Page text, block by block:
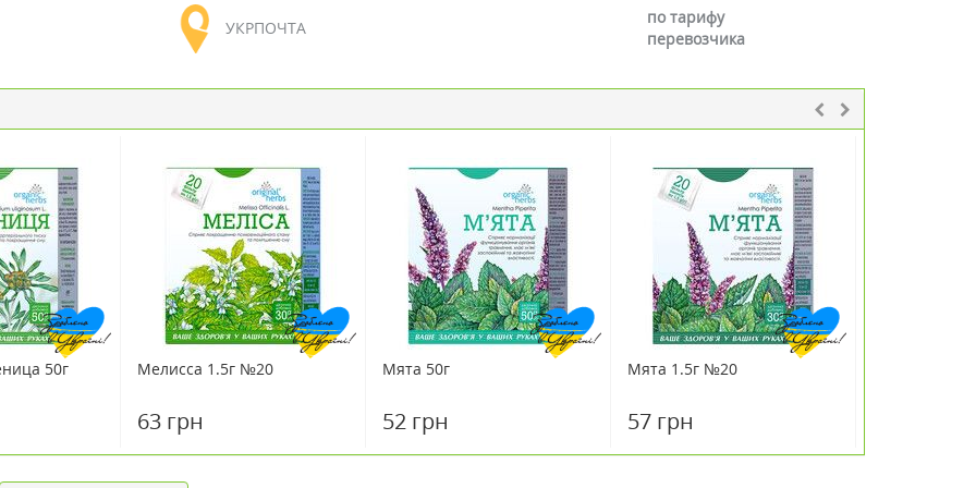
УКРПОЧТА
по тарифу
перевозчика
50г Мелисса 1.5г №20
63 грн
Мята 50г
52 грн
Мята 1.5г №20
57 грн